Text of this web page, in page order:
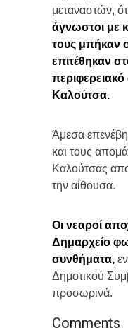
μεταναστών,
άγνωστοι με
τους μπήκαν
επιτέθηκαν
Καλούτσα.
Άμεσα
και τους
Καλούτσας
την αίθουσα.
Οι νεαροί
Δημαρχείο
συνθήματα,
Δημοτικού
προσωρινά.
Comments